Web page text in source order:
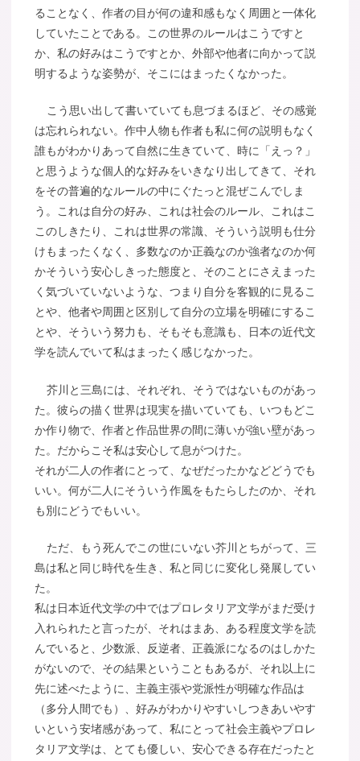
ることなく、作者の目が何の違和感もなく周囲と一体化
していたことである。この世界のルールはこうですと
か、私の好みはこうですとか、外部や他者に向かって説
明するような姿勢が、そこにはまったくなかった。
こう思い出して書いていても息づまるほど、その感覚
は忘れられない。作中人物も作者も私に何の説明もなく
誰もがわかりあって自然に生きていて、時に「えっ？」
と思うような個人的な好みをいきなり出してきて、それ
をその普遍的なルールの中にぐたっと混ぜこんでしま
う。これは自分の好み、これは社会のルール、これはこ
このしきたり、これは世界の常識、そういう説明も仕分
けもまったくなく、多数なのか正義なのか強者なのか何
かそういう安心しきった態度と、そのことにさえまった
く気づいていないような、つまり自分を客観的に見るこ
とや、他者や周囲と区別して自分の立場を明確にするこ
とや、そういう努力も、そもそも意識も、日本の近代文
学を読んでいて私はまったく感じなかった。
芥川と三島には、それぞれ、そうではないものがあっ
た。彼らの描く世界は現実を描いていても、いつもどこ
か作り物で、作者と作品世界の間に薄いが強い壁があっ
た。だからこそ私は安心して息がつけた。
それが二人の作者にとって、なぜだったかなどどうでも
いい。何が二人にそういう作風をもたらしたのか、それ
も別にどうでもいい。
ただ、もう死んでこの世にいない芥川とちがって、三
島は私と同じ時代を生き、私と同じに変化し発展してい
た。
私は日本近代文学の中ではプロレタリア文学がまだ受け
入れられたと言ったが、それはまあ、ある程度文学を読
んでいると、少数派、反逆者、正義派になるのはしかた
がないので、その結果ということもあるが、それ以上に
先に述べたように、主義主張や党派性が明確な作品は
（多分人間でも）、好みがわかりやすいしつきあいやす
いという安堵感があって、私にとって社会主義やプロレ
タリア文学は、とても優しい、安心できる存在だったと